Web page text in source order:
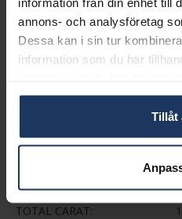
annons- och analysföretag
Dessa kan i sin tur
information som du har
Tillåt
BREDD CA (MM)
HÖJD CA (MM)
VARUMÄRKE
MODELL
DIAMANTSLIPNING
VIKT CA (GRAM)
TOTAL CARAT